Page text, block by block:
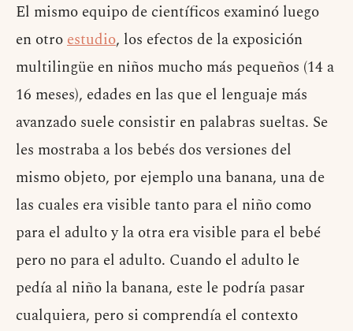
El mismo equipo de científicos examinó luego
en otroestudio, los efectos de la exposición
multilingüe en niños mucho más pequeños (14 a
16 meses), edades en las que el lenguaje más
avanzado suele consistir en palabras sueltas. Se
les mostraba a los bebés dos versiones del
mismo objeto, por ejemplo una banana, una de
las cuales era visible tanto para el niño como
para el adulto y la otra era visible para el bebé
pero no para el adulto. Cuando el adulto le
pedía al niño la banana, este le podría pasar
cualquiera, pero si comprendía el contexto